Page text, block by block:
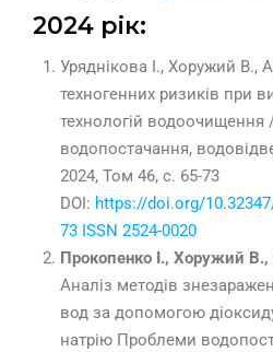
2024 рік:
Уряднікова І., Хоружий В.,
техногенних ризиків при
технологій
водопостачання,
2024, Том 46, с. 65-73
DOI: https://doi.org/
73 ISSN 2524-0020
Прокопенко І., Хоружий В.,
Аналіз методів
вод за допомогою
натрію Проблеми